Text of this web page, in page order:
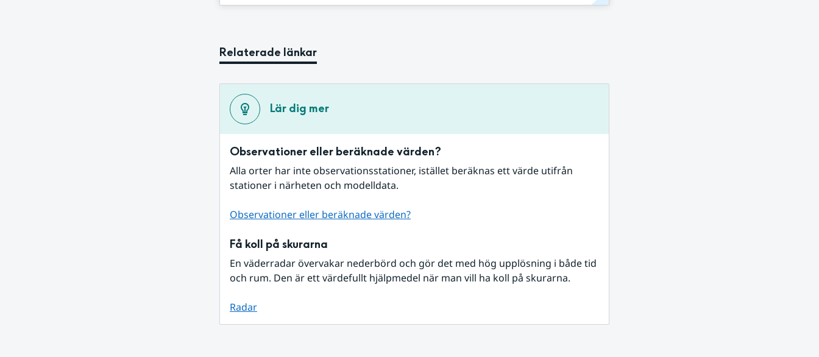
Relaterade länkar
Lär dig mer
Observationer eller beräknade värden?
Alla orter har inte observationsstationer, istället beräknas ett värde utifrån
stationer i närheten och modelldata.
Observationer eller beräknade värden?
Få koll på skurarna
En väderradar övervakar nederbörd och gör det med hög upplösning i både tid
och rum. Den är ett värdefullt hjälpmedel när man vill ha koll på skurarna.
Radar